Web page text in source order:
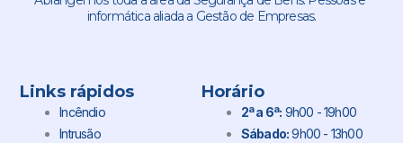
informática aliada a Gestão de Empresas.
Links rápidos
Incêndio
Intrusão
Horário
2ª a 6ª: 9h00 - 19h00
Sábado:9h00 - 13h00